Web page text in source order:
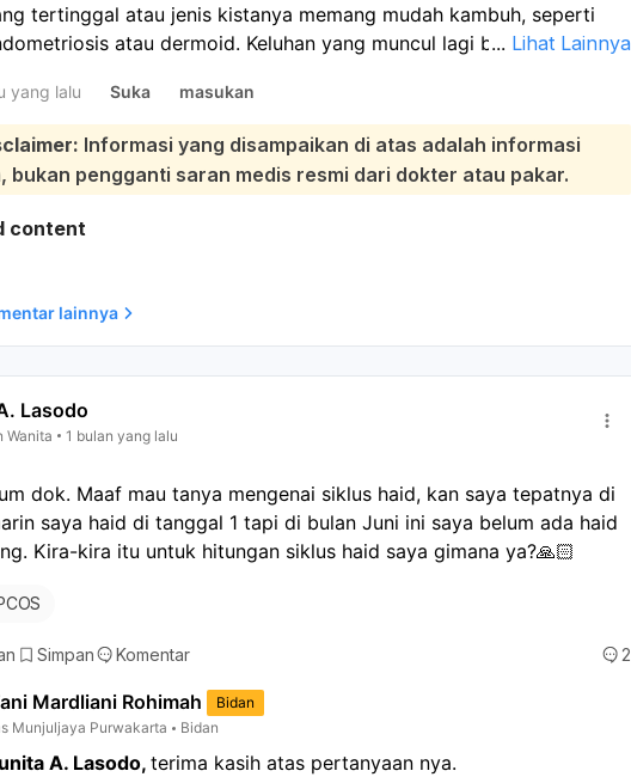
tertinggal atau jenis kistanya memang mudah kambuh, seperti
atau dermoid. Keluhan yang muncul lagi bisa berupa
dokter kandungan untuk evaluasi, karena perlu dipastikan apakah
kambuh atau ada penyebab lain. Biasanya dokter akan
pemeriksaan fisik dan USG, lalu menentukan apakah cukup
obat, terapi hormonal, pemantauan rutin, atau perlu tindakan lagi.
pola makan sehat, olahraga teratur, dan hindari makanan
... Lihat Lainnya
yang lalu Suka masukan
Informasi yang disampaikan di atas adalah informasi
bukan pengganti saran medis resmi dari dokter atau pakar.
content
lainnya
Lasodo
Wanita 1 bulan yang lalu
dok. Maaf mau tanya mengenai siklus haid, kan saya tepatnya di
saya haid di tanggal 1 tapi di bulan Juni ini saya belum ada haid
Kira-kira itu untuk hitungan siklus haid saya gimana ya?🙏🏻
Simpan Komentar 2
Mardliani Rohimah
Bidan
Munjuljaya Purwakarta
Bidan
A. Lasodo, terima kasih atas pertanyaan nya.